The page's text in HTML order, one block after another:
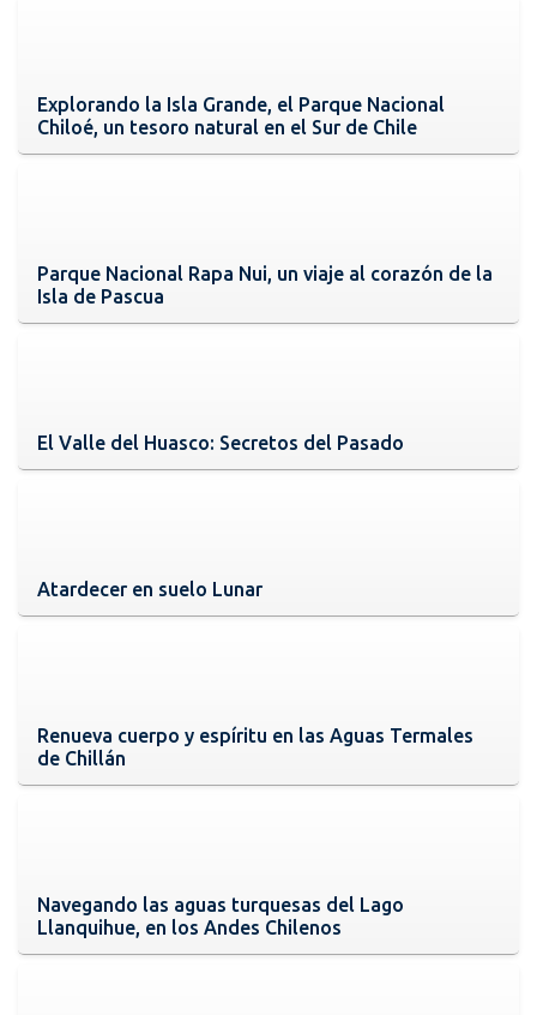
Explorando la Isla Grande, el Parque Nacional
Chiloé, un tesoro natural en el Sur de Chile
Parque Nacional Rapa Nui, un viaje al corazón de la
Isla de Pascua
El Valle del Huasco: Secretos del Pasado
Atardecer en suelo Lunar
Renueva cuerpo y espíritu en las Aguas Termales
de Chillán
Navegando las aguas turquesas del Lago
Llanquihue, en los Andes Chilenos